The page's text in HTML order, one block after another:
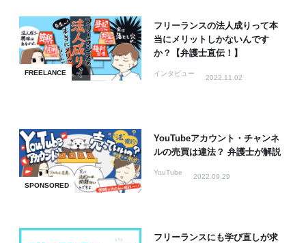
FREELANCE
フリーランスの法人成りって本
当にメリットしかないんです
か？【弁護士直伝！】
インタビュー
2022.11.02
SPONSORED
YouTubeアカウント・チャンネ
ルの売買は違法？ 弁護士が解説
YouTube
2022.09.29
フリーランスにも学び直しが求